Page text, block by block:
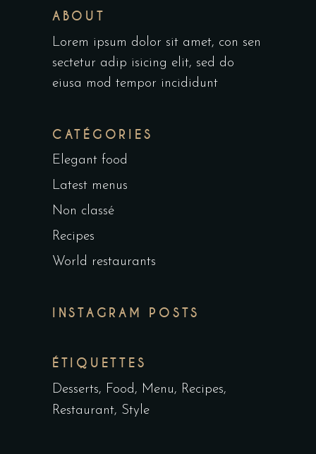
ABOUT
Lorem ipsum dolor sit amet, con sen
sectetur adip isicing elit, sed do
eiusa mod tempor incididunt
CATÉGORIES
Elegant food
Latest menus
Non classé
Recipes
World restaurants
INSTAGRAM POSTS
ÉTIQUETTES
Desserts Food Menu
Recipes
Restaurant Style